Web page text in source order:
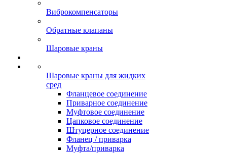
Виброкомпенсаторы
Обратные клапаны
Шаровые краны
Шаровые краны для жидких
сред
Фланцевое соединение
Приварное соединение
Муфтовое соединение
Цапковое соединение
Штуцерное соединение
Фланец / приварка
Муфта/приварка